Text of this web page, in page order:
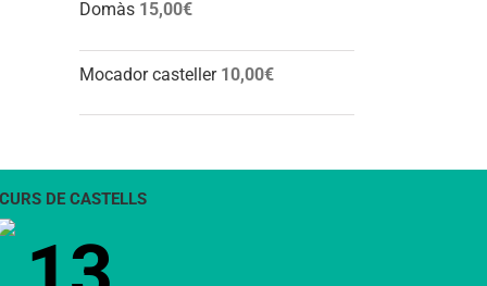
Domàs 15,00€
Mocador casteller 10,00€
DE CASTELLS